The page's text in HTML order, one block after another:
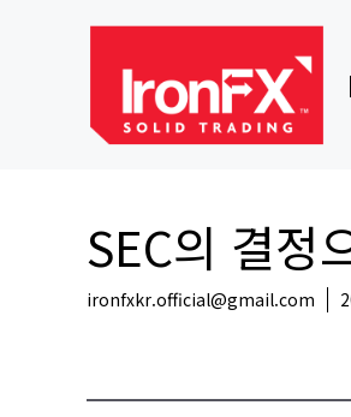
SEC의 결정
ironfxkr.official@gmail.com